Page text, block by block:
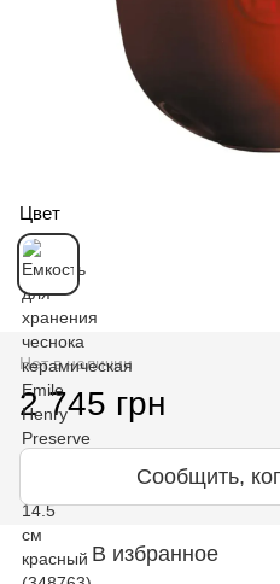
Цвет
Нет в наличии
2 745 грн
Сообщить,
В избранное